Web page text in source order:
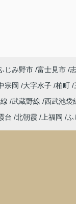
じみ野市 富士見市
宗岡 大字水子 柏町
武蔵野線 西武池袋
台 北朝霞 上福岡 ふ